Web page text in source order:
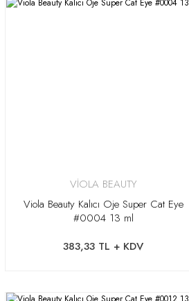
VİOLA BEAUTY
Viola Beauty Kalıcı Oje Super Cat Eye
#0004 13 ml
383,33 TL + KDV